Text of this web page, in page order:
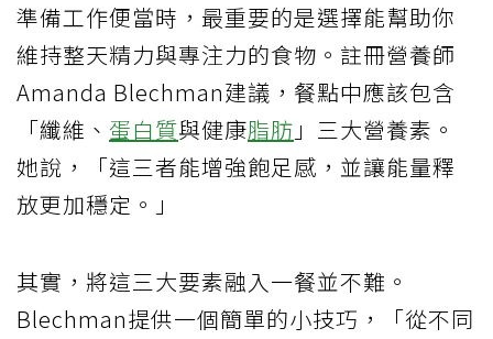
準備工作便當時，最重要的是選擇能幫助你
維持整天精力與專注力的食物。註冊營養師
Amanda Blechman建議，餐點中應該包含
「纖維、 蛋白質與健康脂肪 」三大營養素。
她說，「這三者能增強飽足感，並讓能量釋
放更加穩定。」
其實，將這三大要素融入一餐並不難。
Blechman提供一個簡單的小技巧，「從不同